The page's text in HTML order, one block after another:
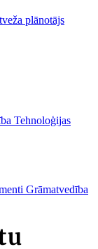
plānotājs
Tehnoloģijas
Grāmatvedība